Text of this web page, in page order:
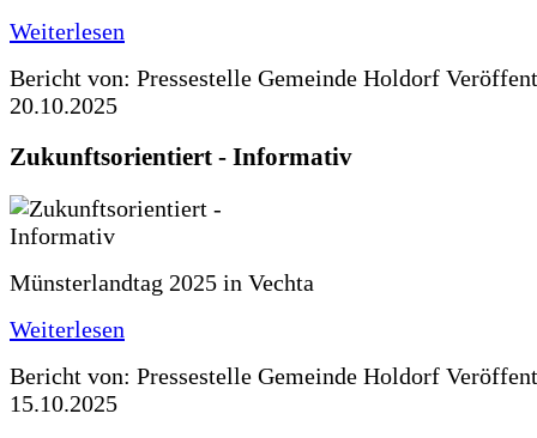
Weiterlesen
Bericht von: Pressestelle Gemeinde Holdorf
20.10.2025
Zukunftsorientiert - Informativ
Münsterlandtag 2025 in Vechta
Weiterlesen
Bericht von: Pressestelle Gemeinde Holdorf
15.10.2025